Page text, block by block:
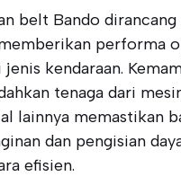
belt Bando dirancang
performa
kendaraan.
tenaga dari
lainnya memastikan
dan pengisian
efisien.